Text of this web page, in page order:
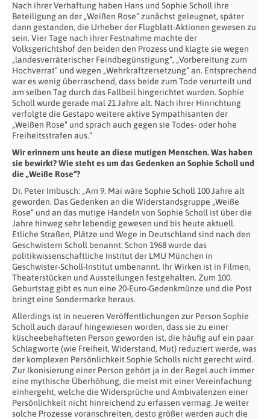
Nach ihrer Verhaftung haben Hans und Sophie Scholl ihre
Beteiligung an der „Weißen Rose“ zunächst geleugnet, später
dann gestanden, die Urheber der Flugblatt-Aktionen gewesen zu
sein. Vier Tage nach ihrer Festnahme machte der
Volksgerichtshof den beiden den Prozess und klagte sie wegen
„landesverräterischer Feindbegünstigung“, „Vorbereitung zum
Hochverrat“ und wegen „Wehrkraftzersetzung“ an. Entsprechend
war es wenig überraschend, dass beide zum Tode verurteilt und
am selben Tag durch das Fallbeil hingerichtet wurden. Sophie
Scholl wurde gerade mal 21 Jahre alt. Nach ihrer Hinrichtung
verfolgte die Gestapo weitere aktive Sympathisanten der
„Weißen Rose“ und sprach auch gegen sie Todes- oder hohe
Freiheitsstrafen aus.“
Wir erinnern uns heute an diese mutigen Menschen. Was haben
sie bewirkt? Wie steht es um das Gedenken an Sophie Scholl und
die „Weiße Rose“?
Dr. Peter Imbusch: „Am 9. Mai wäre Sophie Scholl 100 Jahre alt
geworden. Das Gedenken an die Widerstandsgruppe „Weiße
Rose“ und an das mutige Handeln von Sophie Scholl ist über die
Jahre hinweg sehr lebendig gewesen und bis heute aktuell.
Etliche Straßen, Plätze und Wege in Deutschland sind nach den
Geschwistern Scholl benannt. Schon 1968 wurde das
politikwissenschaftliche Institut der LMU München in
Geschwister-Scholl-Institut umbenannt. Ihr Wirken ist in Filmen,
Theaterstücken und Ausstellungen festgehalten. Zum 100.
Geburtstag gibt es nun eine 20-Euro-Gedenkmünze und die Post
bringt eine Sondermarke heraus.
Allerdings ist in neueren Veröffentlichungen zur Person Sophie
Scholl auch darauf hingewiesen worden, dass sie zu einer
klischeebehafteten Person geworden ist, die häufig auf ein paar
Schlagworte (wie Freiheit, Widerstand, Mut) reduziert werde, was
der komplexen Persönlichkeit Sophie Scholls nicht gerecht wird.
Zur Ikonisierung einer Person gehört ja in der Regel auch immer
eine mythische Überhöhung, die meist mit einer Vereinfachung
einhergeht, welche die Widersprüche und Ambivalenzen einer
Persönlichkeit nicht hinreichend zu erfassen vermag. Je weiter
solche Prozesse voranschreiten, desto größer werden auch die